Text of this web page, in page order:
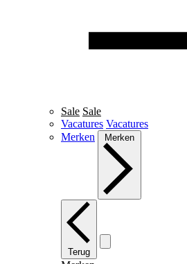
Sale Sale
Vacatures Vacatures
Merken
Merken
Terug